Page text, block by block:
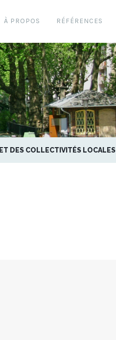
À PROPOS RÉFÉRENCES
DES COLLECTIVITÉS LOCALES